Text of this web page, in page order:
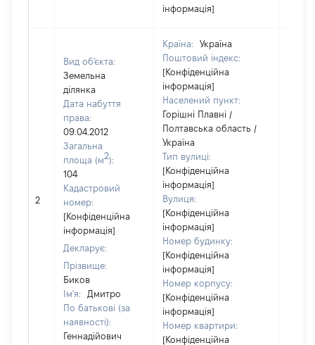
інформація]
2
Вид об'єкта:
Земельна
ділянка
Дата набуття
права:
09.04.2012
Загальна
площа (м2):
104
Кадастровий
номер:
[Конфіденційна
інформація]
Декларує:
Прізвище:
Биков
Ім'я:
Дмитро
По батькові (за
наявності):
Геннадійович
Країна:
Україна
Поштовий індекс:
[Конфіденційна
інформація]
Населений пункт:
Горішні Плавні /
Полтавська область /
Україна
Тип вулиці:
[Конфіденційна
інформація]
Вулиця:
[Конфіденційна
інформація]
Номер будинку:
[Конфіденційна
інформація]
Номер корпусу:
[Конфіденційна
інформація]
Номер квартири:
[Конфіденційна